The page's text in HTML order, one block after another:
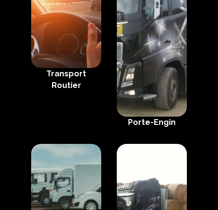
Transport
Routier
Porte-Engin